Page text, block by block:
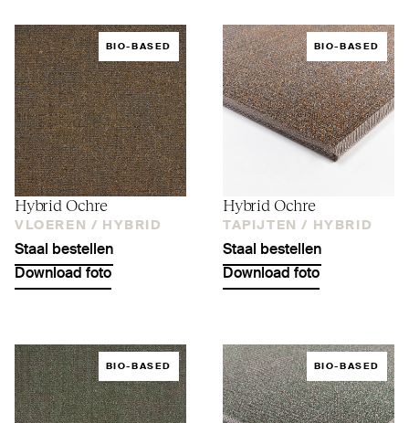
BIO-BASED
Hybrid Ochre
VLOEREN / HYBRID
Staal bestellen
Download foto
BIO-BASED
Hybrid Ochre
TAPIJTEN / HYBRID
Staal bestellen
Download foto
BIO-BASED BIO-BASED